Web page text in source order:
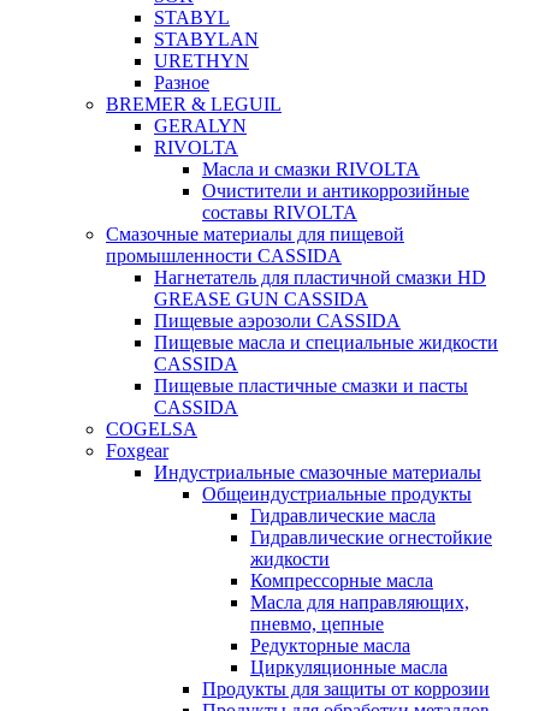
STABYL
STABYLAN
URETHYN
Разное
BREMER & LEGUIL
GERALYN
RIVOLTA
Масла и смазки RIVOLTA
Очистители и антикоррозийные
составы RIVOLTA
Смазочные материалы для пищевой
промышленности CASSIDA
Нагнетатель для пластичной смазки HD
GREASE GUN CASSIDA
Пищевые аэрозоли CASSIDA
Пищевые масла и специальные жидкости
CASSIDA
Пищевые пластичные смазки и пасты
CASSIDA
COGELSA
Foxgear
Индустриальные смазочные материалы
Общеиндустриальные продукты
Гидравлические масла
Гидравлические огнестойкие
жидкости
Компрессорные масла
Масла для направляющих,
пневмо, цепные
Редукторные масла
Циркуляционные масла
Продукты для защиты от коррозии